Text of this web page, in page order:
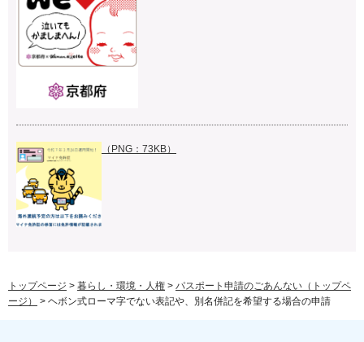
（PNG：73KB）
トップページ > 暮らし・環境・人権 > パスポート申請のごあんない（トップペ
ージ）
> ヘボン式ローマ字でない表記や、別名併記を希望する場合の申請